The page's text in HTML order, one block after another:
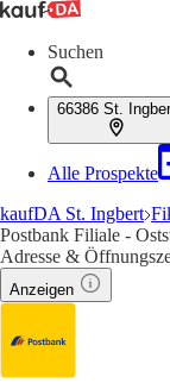
Suchen
66386 St.
Alle Prospekte
kaufDA St. Ingbert
Postbank Filiale -
Adresse &
Anzeigen